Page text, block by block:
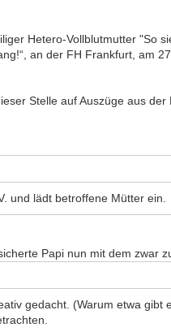
Hetero-Vollblutmutter "So
an der FH Frankfurt, am
Stelle auf Auszüge aus
und lädt betroffene Mütter ein.
Papi nun mit dem zwar
gedacht. (Warum etwa